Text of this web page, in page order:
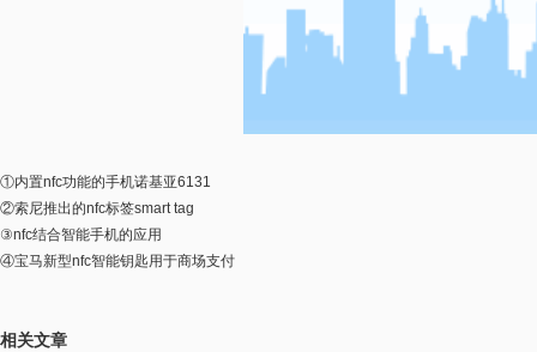
①内置nfc功能的手机诺基亚6131
②索尼推出的nfc标签smart tag
③nfc结合智能手机的应用
④宝马新型nfc智能钥匙用于商场支付
相关文章